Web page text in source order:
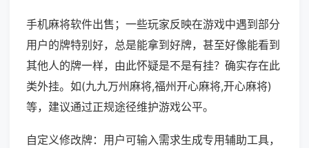
手机麻将软件出售；一些玩家反映在游戏中遇到部分
用户的牌特别好，总是能拿到好牌，甚至好像能看到
其他人的牌一样，由此怀疑是不是有挂？确实存在此
类外挂。如(九九万州麻将,福州开心麻将,开心麻将)
等，建议通过正规途径维护游戏公平。
自定义修改牌：用户可输入需求生成专用辅助工具，